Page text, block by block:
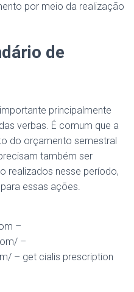
por meio da realização
de
principalmente
verbas. É comum que a
do orçamento semestral
também ser
realizados nesse período,
essas ações.
–
–
– get cialis prescription